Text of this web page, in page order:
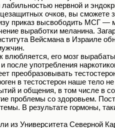
лабильностью нервной и
очков, вы сможете
приказ высвободить МСГ —
выработки меланина.
Вейсмана в Израиле
влюбляется, его мозг
после употребления
преобразовывать
в тестостерон наше тело
и общения, в том числе в
проблемы со здоровьем.
В результате гормоны,
из Университета Северной